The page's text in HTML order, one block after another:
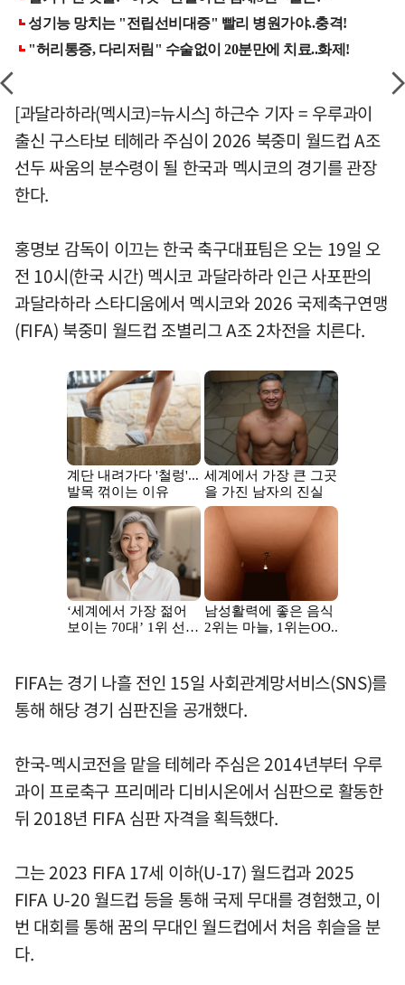
[과달라하라(멕시코)=뉴시스] 하근수 기자 = 우루과이
출신 구스타보 테헤라 주심이 2026 북중미 월드컵 A조
선두 싸움의 분수령이 될 한국과 멕시코의 경기를 관장
한다.
홍명보 감독이 이끄는 한국 축구대표팀은 오는 19일 오
전 10시(한국 시간) 멕시코 과달라하라 인근 사포판의
과달라하라 스타디움에서 멕시코와 2026 국제축구연맹
(FIFA) 북중미 월드컵 조별리그 A조 2차전을 치른다.
FIFA는 경기 나흘 전인 15일 사회관계망서비스(SNS)를
통해 해당 경기 심판진을 공개했다.
한국-멕시코전을 맡을 테헤라 주심은 2014년부터 우루
과이 프로축구 프리메라 디비시온에서 심판으로 활동한
뒤 2018년 FIFA 심판 자격을 획득했다.
그는 2023 FIFA 17세 이하(U-17) 월드컵과 2025
FIFA U-20 월드컵 등을 통해 국제 무대를 경험했고, 이
번 대회를 통해 꿈의 무대인 월드컵에서 처음 휘슬을 분
다.